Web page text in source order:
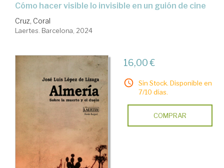
cómo hacer visible lo invisible en un guión de cine
Cruz, Coral
Laertes. Barcelona, 2024
16,00 €
Sin Stock. Disponible en
7/10 días.
COMPRAR